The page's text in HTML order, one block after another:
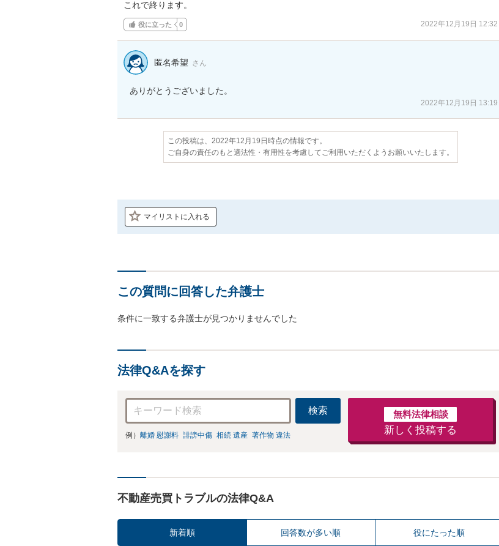
これで終ります。
役に立った 0 2022年12月19日 12:32
匿名希望 さん
ありがとうございました。
2022年12月19日 13:19
この投稿は、2022年12月19日時点の情報です。
ご自身の責任のもと適法性・有用性を考慮してご利用いただくようお願いいたします。
マイリストに入れる
この質問に回答した弁護士
条件に一致する弁護士が見つかりませんでした
法律Q&Aを探す
検索
例） 離婚 慰謝料 誹謗中傷 相続 遺産 著作物 違法
無料法律相談
新しく投稿する
不動産売買トラブルの法律Q&A
新着順 回答数が多い順 役にたった順